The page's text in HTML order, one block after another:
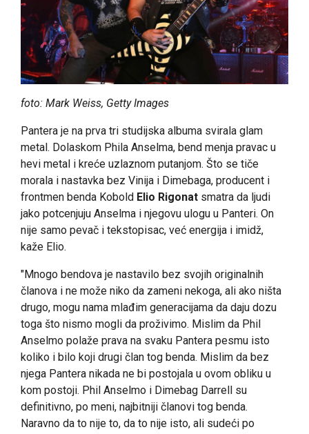
foto: Mark Weiss, Getty Images
Pantera je na prva tri studijska albuma svirala glam
metal. Dolaskom Phila Anselma, bend menja pravac u
hevi metal i kreće uzlaznom putanjom. Što se tiče
morala i nastavka bez Vinija i Dimebaga, producent i
frontmen benda Kobold Elio Rigonat smatra da ljudi
jako potcenjuju Anselma i njegovu ulogu u Panteri. On
nije samo pevač i tekstopisac, već energija i imidž,
kaže Elio.
"Mnogo bendova je nastavilo bez svojih originalnih
članova i ne može niko da zameni nekoga, ali ako ništa
drugo, mogu nama mlađim generacijama da daju dozu
toga što nismo mogli da proživimo. Mislim da Phil
Anselmo polaže prava na svaku Pantera pesmu isto
koliko i bilo koji drugi član tog benda. Mislim da bez
njega Pantera nikada ne bi postojala u ovom obliku u
kom postoji. Phil Anselmo i Dimebag Darrell su
definitivno, po meni, najbitniji članovi tog benda.
Naravno da to nije to, da to nije isto, ali sudeći po